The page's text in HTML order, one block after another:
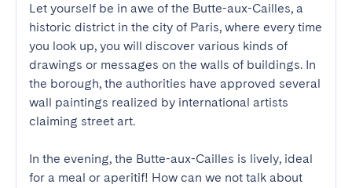
Let yourself be in awe of the Butte-aux-Cailles, a
historic district in the city of Paris, where every time
you look up, you will discover various kinds of
drawings or messages on the walls of buildings. In
the borough, the authorities have approved several
wall paintings realized by international artists
claiming street art.
In the evening, the Butte-aux-Cailles is lively, ideal
for a meal or aperitif! How can we not talk about